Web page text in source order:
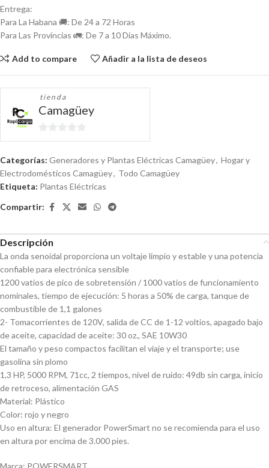
Entrega:
Para La Habana 🚚: De 24 a 72 Horas
Para Las Provincias 🚛: De 7 a 10 Días Máximo.
Add to compare Añadir a la lista de deseos
tienda
Camagüey
0
Categorías: Generadores y Plantas Eléctricas Camagüey, Hogar y
Electrodomésticos Camagüey, Todo Camagüey
Etiqueta: Plantas Eléctricas
Compartir:
Descripción
La onda senoidal proporciona un voltaje limpio y estable y una potencia
confiable para electrónica sensible
1200 vatios de pico de sobretensión / 1000 vatios de funcionamiento
nominales, tiempo de ejecución: 5 horas a 50% de carga, tanque de
combustible de 1,1 galones
2- Tomacorrientes de 120V, salida de CC de 1-12 voltios, apagado bajo
de aceite, capacidad de aceite: 30 oz., SAE 10W30
El tamaño y peso compactos facilitan el viaje y el transporte; use
gasolina sin plomo
1,3 HP, 5000 RPM, 71cc, 2 tiempos, nivel de ruido: 49db sin carga, inicio
de retroceso, alimentación GAS
Material: Plástico
Color: rojo y negro
Uso en altura: El generador PowerSmart no se recomienda para el uso
en altura por encima de 3.000 pies.
Marca: POWERSMART